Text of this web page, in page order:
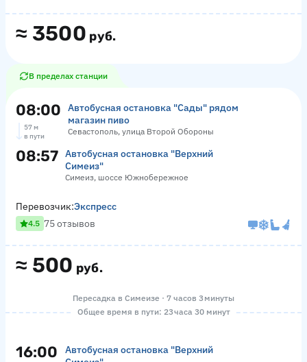
≈ 3500 руб.
В пределах станции
08:00
Автобусная остановка "Сады" рядом
магазин пиво
Севастополь, улица Второй Обороны
57 м
в пути
08:57 Автобусная остановка "Верхний
Симеиз"
Симеиз, шоссе Южнобережное
≈ 500 руб.
Перевозчик:Экспресс
4.5 75 отзывов
Пересадка в Симеизе · 7 часов 3 минуты
Общее время в пути: 23 часа 30 минут
16:00
Автобусная остановка "Верхний